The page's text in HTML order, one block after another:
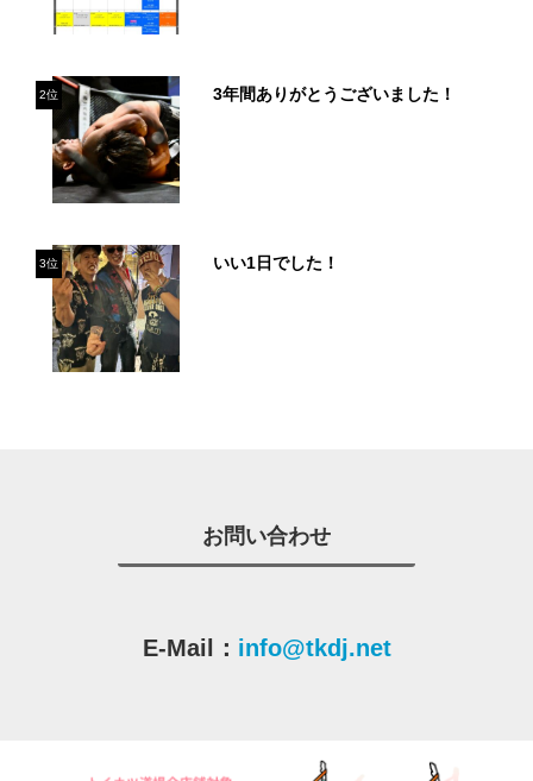
2位 3年間ありがとうございました！
3位 いい1日でした！
お問い合わせ
E-Mail： info@tkdj.net